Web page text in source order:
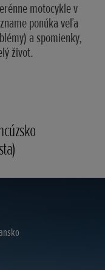
motocykle v
ponúka veľa
a spomienky,
život.